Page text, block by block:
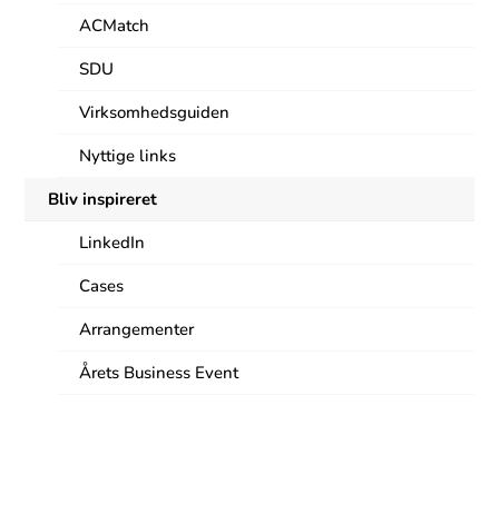
ACMatch
SDU
Virksomhedsguiden
Nyttige links
Bliv inspireret
LinkedIn
Cases
Arrangementer
Årets Business Event